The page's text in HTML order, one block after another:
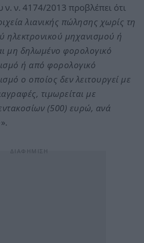
ν. ν. 4174/2013 προβλέπει ότι
λιανικής πώλησης χωρίς τη
ηλεκτρονικού μηχανισμού ή
μη δηλωμένο φορολογικό
ή από φορολογικό
ο οποίος δεν λειτουργεί με
τιμωρείται με
(500) ευρώ, ανά
».